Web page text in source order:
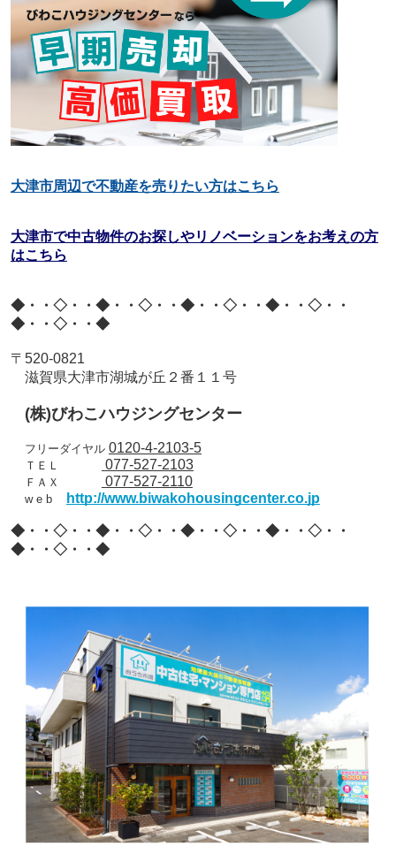
大津市周辺で不動産を売りたい方はこちら
大津市で中古物件のお探しやリノベーションをお考えの方
はこちら
◆・・◇・・◆・・◇・・◆・・◇・・◆・・◇・・
◆・・◇・・◆
〒 520-0821
滋賀県大津市湖城が丘２番１１号
(株)びわこハウジングセンター
フリーダイヤル 0120-4-2103-5
ＴＥＬ 077-527-2103
ＦＡＸ 077-527-2110
w e b http://www.biwakohousingcenter.co.jp
◆・・◇・・◆・・◇・・◆・・◇・・◆・・◇・・
◆・・◇・・◆